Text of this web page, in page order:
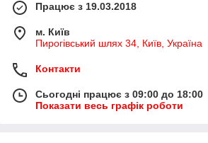
Працює з 19.03.2018
м. Київ
Пирогівський шлях 34, Київ, Україна
Контакти
Сьогодні працює з 09:00 до 18:00
Показати весь графік роботи